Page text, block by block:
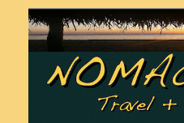
springen